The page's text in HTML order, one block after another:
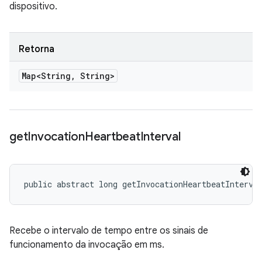
dispositivo.
Retorna
Map<String , String>
getInvocationHeartbeatInterval
public abstract long
Recebe o intervalo de tempo entre os sinais de
funcionamento da invocação em ms.